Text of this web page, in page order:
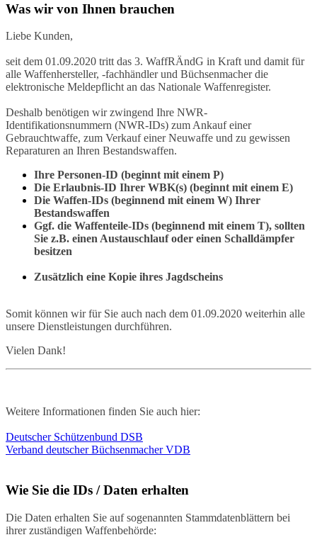
Was wir von Ihnen brauchen
Liebe Kunden,
seit dem 01.09.2020 tritt das 3. WaffRÄndG in Kraft und damit für
alle Waffenhersteller, -fachhändler und Büchsenmacher die
elektronische Meldepflicht an das Nationale Waffenregister.
Deshalb benötigen wir zwingend Ihre NWR-
Identifikationsnummern (NWR-IDs) zum Ankauf einer
Gebrauchtwaffe, zum Verkauf einer Neuwaffe und zu gewissen
Reparaturen an Ihren Bestandswaffen.
Ihre Personen-ID (beginnt mit einem P)
Die Erlaubnis-ID Ihrer WBK(s) (beginnt mit einem E)
Die Waffen-IDs (beginnend mit einem W) Ihrer
Bestandswaffen
Ggf. die Waffenteile-IDs (beginnend mit einem T), sollten
Sie z.B. einen Austauschlauf oder einen Schalldämpfer
besitzen
Zusätzlich eine Kopie ihres Jagdscheins
Somit können wir für Sie auch nach dem 01.09.2020 weiterhin alle
unsere Dienstleistungen durchführen.
Vielen Dank!
Weitere Informationen finden Sie auch hier:
Deutscher Schützenbund DSB
Verband deutscher Büchsenmacher VDB
Wie Sie die IDs / Daten erhalten
Die Daten erhalten Sie auf sogenannten Stammdatenblättern bei
ihrer zuständigen Waffenbehörde: